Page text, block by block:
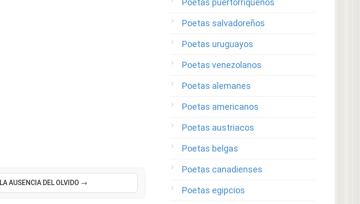
LA AUSENCIA DEL OLVIDO →
Poetas puertorriqueños
Poetas salvadoreños
Poetas uruguayos
Poetas venezolanos
Poetas alemanes
Poetas americanos
Poetas austriacos
Poetas belgas
Poetas canadienses
Poetas egipcios